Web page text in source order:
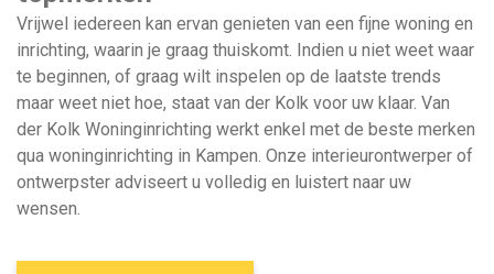
Vrijwel iedereen kan ervan genieten van een fijne woning en
inrichting, waarin je graag thuiskomt. Indien u niet weet waar
te beginnen, of graag wilt inspelen op de laatste trends
maar weet niet hoe, staat van der Kolk voor uw klaar. Van
der Kolk Woninginrichting werkt enkel met de beste merken
qua woninginrichting in Kampen. Onze interieurontwerper of
ontwerpster adviseert u volledig en luistert naar uw
wensen.